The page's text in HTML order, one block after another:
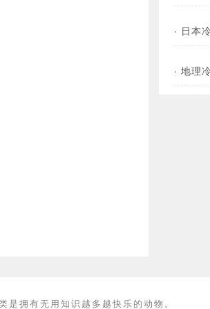
· 日本
· 地理
是拥有无用知识越多越快乐的动物。